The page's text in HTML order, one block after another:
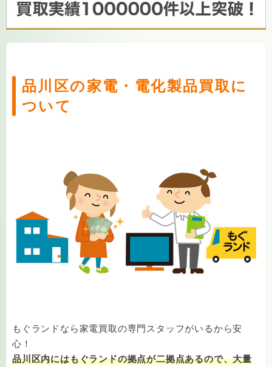
品川区の家電・電化製品買取に
ついて
もぐランドなら家電買取の専門スタッフがいるから安
心！
品川区内にはもぐランドの拠点が二拠点あるので、大量